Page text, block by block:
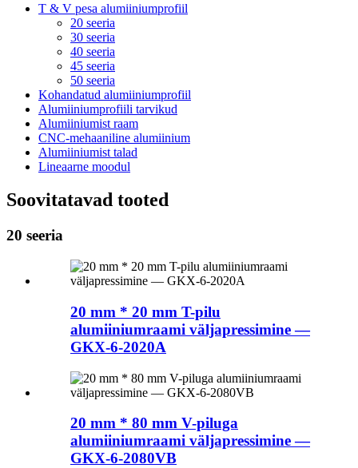
T & V pesa alumiiniumprofiil
20 seeria
30 seeria
40 seeria
45 seeria
50 seeria
Kohandatud alumiiniumprofiil
Alumiiniumprofiili tarvikud
Alumiiniumist raam
CNC-mehaaniline alumiinium
Alumiiniumist talad
Lineaarne moodul
Soovitatavad tooted
20 seeria
20 mm * 20 mm T-pilu
alumiiniumraami väljapressimine —
GKX-6-2020A
20 mm * 80 mm V-piluga
alumiiniumraami väljapressimine —
GKX-6-2080VB